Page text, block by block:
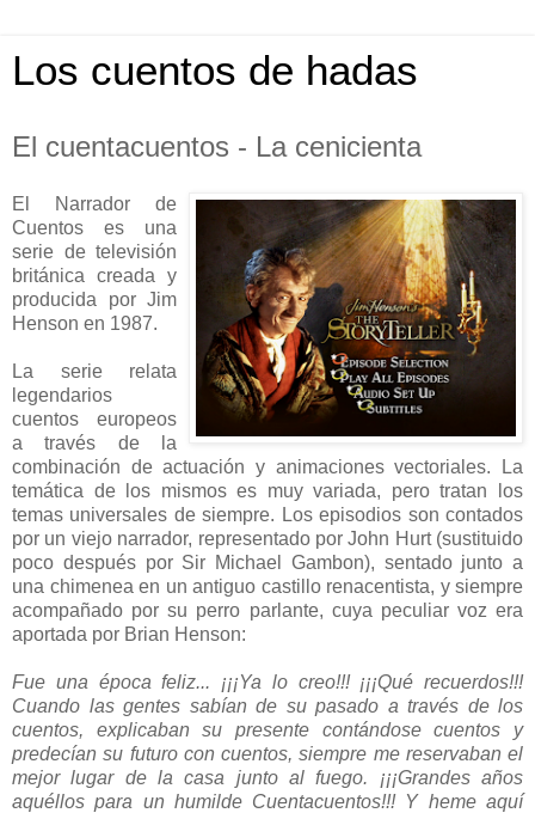
Los cuentos de hadas
El cuentacuentos - La cenicienta
El Narrador de
Cuentos es una
serie de televisión
británica creada y
producida por Jim
Henson en 1987.
La serie relata
legendarios
cuentos europeos
a través de la
combinación de actuación y animaciones vectoriales. La
temática de los mismos es muy variada, pero tratan los
temas universales de siempre. Los episodios son contados
por un viejo narrador, representado por John Hurt (sustituido
poco después por Sir Michael Gambon), sentado junto a
una chimenea en un antiguo castillo renacentista, y siempre
acompañado por su perro parlante, cuya peculiar voz era
aportada por Brian Henson:
Fue una época feliz... ¡¡¡Ya lo creo!!! ¡¡¡Qué recuerdos!!!
Cuando las gentes sabían de su pasado a través de los
cuentos, explicaban su presente contándose cuentos y
predecían su futuro con cuentos, siempre me reservaban el
mejor lugar de la casa junto al fuego. ¡¡¡Grandes años
aquéllos para un humilde Cuentacuentos!!! Y heme aquí